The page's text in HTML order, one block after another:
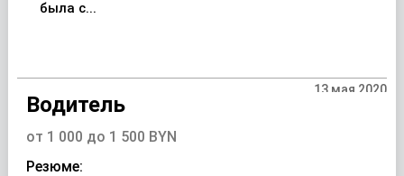
была с...
13 мая 2020
Водитель
от 1 000 до 1 500 BYN
Резюме: